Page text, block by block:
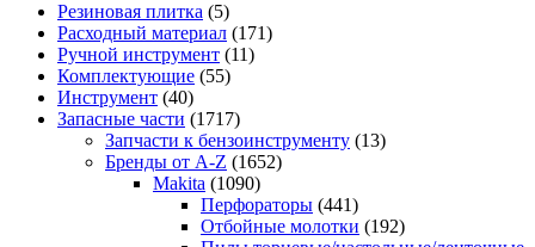
Резиновая плитка (5)
Расходный материал (171)
Ручной инструмент (11)
Комплектующие (55)
Инструмент (40)
Запасные части (1717)
Запчасти к бензоинструменту (13)
Бренды от A-Z (1652)
Makita (1090)
Перфораторы (441)
Отбойные молотки (192)